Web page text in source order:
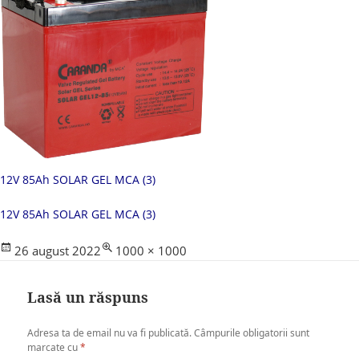
12V 85Ah SOLAR GEL MCA (3)
12V 85Ah SOLAR GEL MCA (3)
Posted
26 august 2022
Full
1000 × 1000
Lasă un răspuns
Adresa ta de email nu va fi publicată. Câmpurile obligatorii sunt
marcate cu*